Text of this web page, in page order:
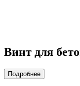
Винт для
Подробнее